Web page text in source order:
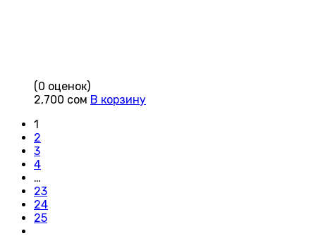
(0 оценок)
2,700 сом В корзину
1
2
3
4
…
23
24
25